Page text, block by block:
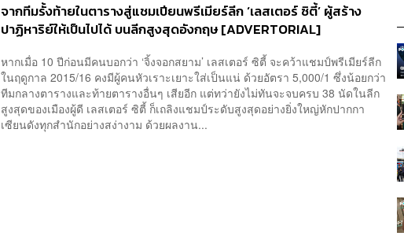
จากทีมรั้งท้ายในตารางสู่แชมเปียนพรีเมียร์ลีก ‘เลสเตอร์ ซิตี้’ ผู้สร้าง
ปาฏิหาริย์ให้เป็นไปได้ บนลีกสูงสุดอังกฤษ [ADVERTORIAL]
หากเมื่อ 10 ปีก่อนมีคนบอกว่า ‘จิ้งจอกสยาม’ เลสเตอร์ ซิตี้ จะคว้าแชมป์พรีเมียร์ลีก
ในฤดูกาล 2015/16 คงมีผู้คนหัวเราะเยาะใส่เป็นแน่ ด้วยอัตรา 5,000/1 ซึ่งน้อยกว่า
ทีมกลางตารางและท้ายตารางอื่นๆ เสียอีก แต่ทว่ายังไม่ทันจะจบครบ 38 นัดในลีก
สูงสุดของเมืองผู้ดี เลสเตอร์ ซิตี้ ก็เถลิงแชมป์ระดับสูงสุดอย่างยิ่งใหญ่​หักปากกา
เซียนดังทุกสำนักอย่างสง่างาม ด้วยผลงาน...